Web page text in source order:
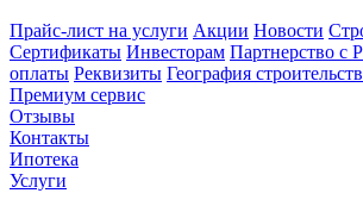
Прайс-лист на услуги Акции Новости
Сертификаты Инвесторам Партнерство с
оплаты Реквизиты География
Премиум сервис
Отзывы
Контакты
Ипотека
Услуги